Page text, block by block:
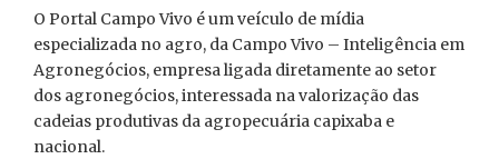
O Portal Campo Vivo é um veículo de mídia
especializada no agro, da Campo Vivo – Inteligência em
Agronegócios, empresa ligada diretamente ao setor
dos agronegócios, interessada na valorização das
cadeias produtivas da agropecuária capixaba e
nacional.